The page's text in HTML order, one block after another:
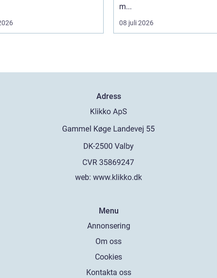
m...
08 juli 2026
Adress
web: www.klikko.dk
Menu
Annonsering
Om oss
Cookies
Kontakta oss